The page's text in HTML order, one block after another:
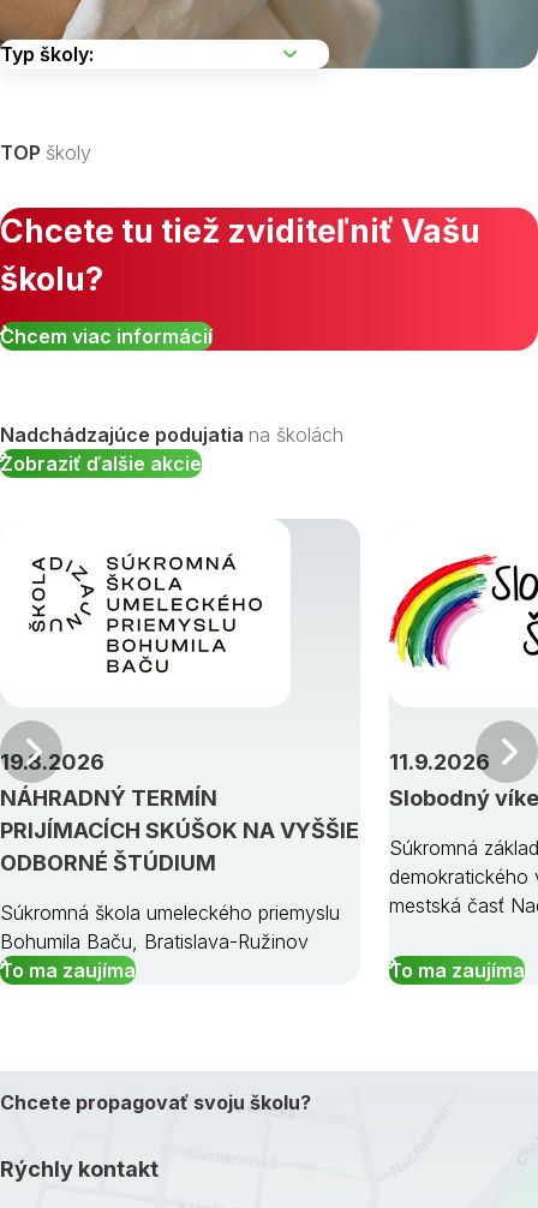
Zobraziť všetky študijné odbory »
TOP školy
Chcete tu tiež zviditeľniť Vašu
školu?
Chcem viac informácií
Nadchádzajúce podujatia na školách
Zobraziť ďalšie akcie
NÁHRADNÝ TERMÍN
PRIJÍMACÍCH SKÚŠOK NA VYŠŠIE
ODBORNÉ ŠTÚDIUM
19.8.2026
Súkromná škola umeleckého priemyslu
Bohumila Baču, Bratislava-Ružinov
To ma zaujíma
Slobodný
11.9.2026
Súkromná
demokratického
mestská časť
To ma zaujíma
Predchádzajúci
Chcete propagovať svoju školu?
Rýchly kontakt